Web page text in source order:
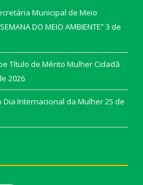
Municipal de Meio
DO MEIO AMBIENTE”3 de
Título de Mérito Mulher Cidadã
2026
Dia Internacional da Mulher25 de